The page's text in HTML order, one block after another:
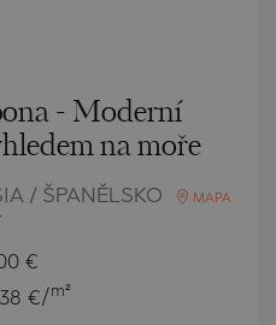
- Moderní
na moře
/ ŠPANĚLSKO MAPA
€
€/m²